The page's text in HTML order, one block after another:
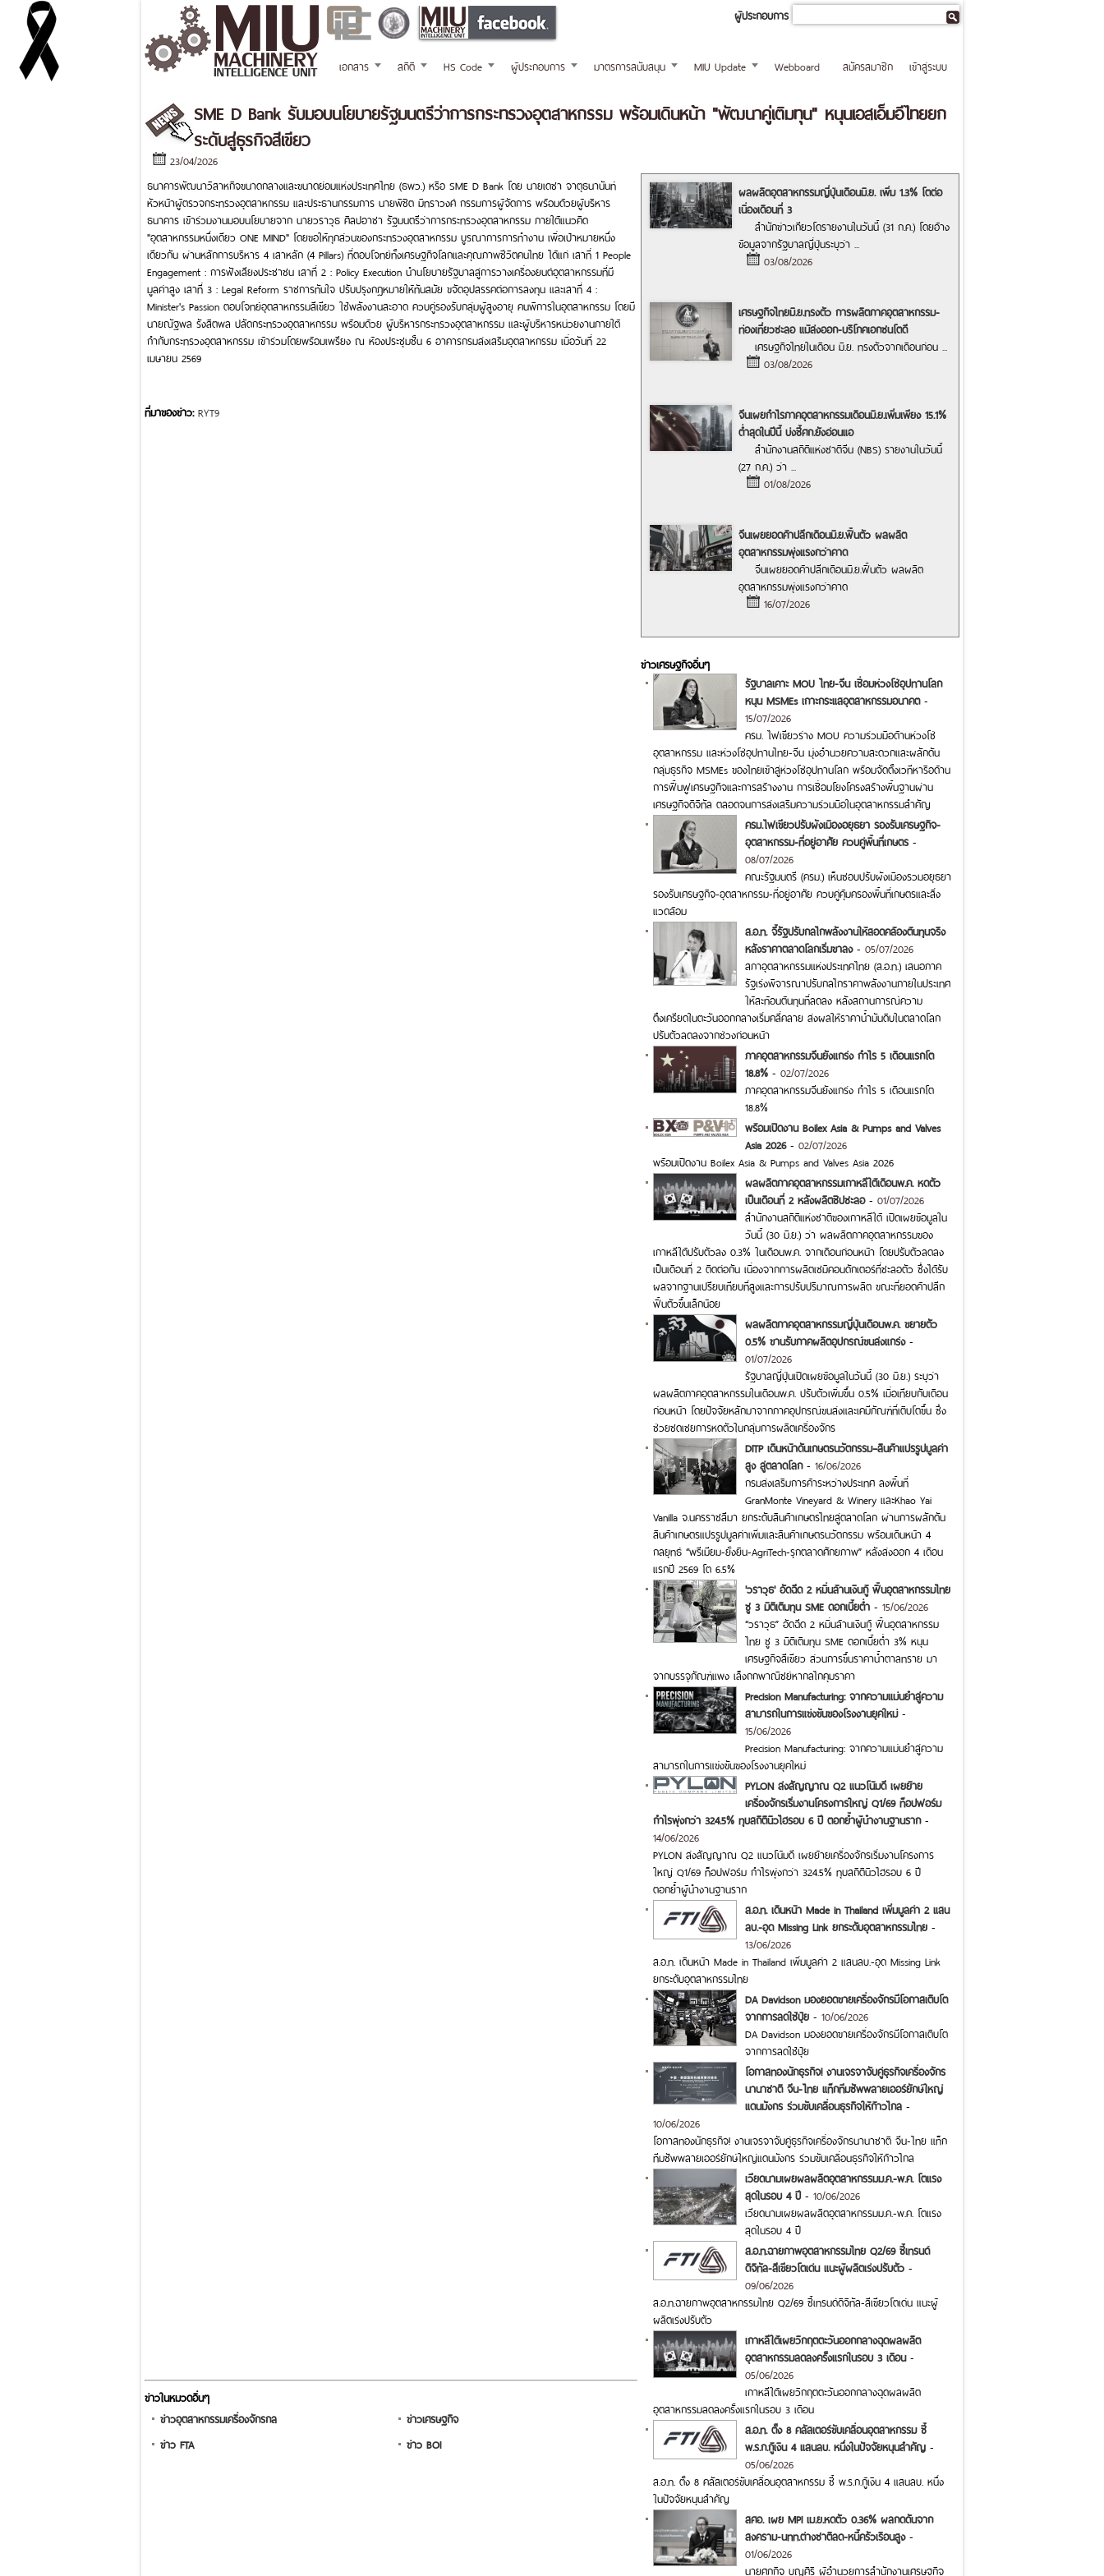
ผู้ประกอบการ
เอกสาร สถิติ HS Code ผู้ประกอบการ มาตรการสนับสนุน MIU Update Webboard เข้าสู่ระบบ
สมัครสมาชิก
SME D Bank รับมอบนโยบายรัฐมนตรีว่าการกระทรวงอุตสาหกรรม พร้อมเดินหน้า "พัฒนาคู่เติมทุน" หนุนเอสเอ็มอีไทยยก
ระดับสู่ธุรกิจสีเขียว
23/04/2026
ธนาคารพัฒนาวิสาหกิจขนาดกลางและขนาดย่อมแห่งประเทศไทย (ธพว.) หรือ SME D Bank โดย นายเดชา จาตุธนานันท์
หัวหน้าผู้ตรวจกระทรวงอุตสาหกรรม และประธานกรรมการ นายพิชิต มิทราวงศ์ กรรมการผู้จัดการ พร้อมด้วยผู้บริหาร
ธนาคาร เข้าร่วมงานมอบนโยบายจาก นายวราวุธ ศิลปอาชา รัฐมนตรีว่าการกระทรวงอุตสาหกรรม ภายใต้แนวคิด
"อุตสาหกรรมหนึ่งเดียว ONE MIND" โดยขอให้ทุกส่วนของกระทรวงอุตสาหกรรม บูรณาการการทำงาน เพื่อเป้าหมายหนึ่ง
เดียวกัน ผ่านหลักการบริหาร 4 เสาหลัก (4 Pillars) ที่ตอบโจทย์ทั้งเศรษฐกิจโลกและคุณภาพชีวิตคนไทย ได้แก่ เสาที่ 1 People
Engagement : การฟังเสียงประชาชน เสาที่ 2 : Policy Execution นำนโยบายรัฐบาลสู่การวางเครื่องยนต์อุตสาหกรรมที่มี
มูลค่าสูง เสาที่ 3 : Legal Reform ราชการทันใจ ปรับปรุงกฎหมายให้ทันสมัย ขจัดอุปสรรคต่อการลงทุน และเสาที่ 4 :
Minister's Passion ตอบโจทย์อุตสาหกรรมสีเขียว ใช้พลังงานสะอาด ควบคู่รองรับกลุ่มผู้สูงอายุ คนพิการในอุตสาหกรรม โดยมี
นายณัฐพล รังสิตพล ปลัดกระทรวงอุตสาหกรรม พร้อมด้วย ผู้บริหารกระทรวงอุตสาหกรรม และผู้บริหารหน่วยงานภายใต้
กำกับกระทรวงอุตสาหกรรม เข้าร่วมโดยพร้อมเพรียง ณ ห้องประชุมชั้น 6 อาคารกรมส่งเสริมอุตสาหกรรม เมื่อวันที่ 22
เมษายน 2569
ที่มาของข่าว: RYT9
ผลผลิตอุตสาหกรรมญี่ปุ่นเดือนมิ.ย. เพิ่ม 1.3% โตต่อ
เนื่องเดือนที่ 3
สำนักข่าวเกียวโดรายงานในวันนี้ (31 ก.ค.) โดยอ้าง
ข้อมูลจากรัฐบาลญี่ปุ่นระบุว่า ...
03/08/2026
เศรษฐกิจไทยมิ.ย.ทรงตัว การผลิตภาคอุตสาหกรรม-
ท่องเที่ยวชะลอ แม้ส่งออก-บริโภคเอกชนโตดี
เศรษฐกิจไทยในเดือน มิ.ย. ทรงตัวจากเดือนก่อน ...
03/08/2026
จีนเผยกำไรภาคอุตสาหกรรมเดือนมิ.ย.เพิ่มเพียง 15.1%
ต่ำสุดในปีนี้ บ่งชี้ศก.ยังอ่อนแอ
สำนักงานสถิติแห่งชาติจีน (NBS) รายงานในวันนี้
(27 ก.ค.) ว่า ...
01/08/2026
จีนเผยยอดค้าปลีกเดือนมิ.ย.ฟื้นตัว ผลผลิต
อุตสาหกรรมพุ่งแรงกว่าคาด
จีนเผยยอดค้าปลีกเดือนมิ.ย.ฟื้นตัว ผลผลิต
อุตสาหกรรมพุ่งแรงกว่าคาด
16/07/2026
ข่าวเศรษฐกิจอื่นๆ
รัฐบาลเคาะ MOU ไทย-จีน เชื่อมห่วงโซ่อุปทานโลก
หนุน MSMEs เกาะกระแสอุตสาหกรรมอนาคต-
15/07/2026
ครม. ไฟเขียวร่าง MOU ความร่วมมือด้านห่วงโซ่
อุตสาหกรรม และห่วงโซ่อุปทานไทย-จีน มุ่งอำนวยความสะดวกและผลักดัน
กลุ่มธุรกิจ MSMEs ของไทยเข้าสู่ห่วงโซ่อุปทานโลก พร้อมจัดตั้งเวทีหารือด้าน
การฟื้นฟูเศรษฐกิจและการสร้างงาน การเชื่อมโยงโครงสร้างพื้นฐานผ่าน
เศรษฐกิจดิจิทัล ตลอดจนการส่งเสริมความร่วมมือในอุตสาหกรรมสำคัญ
ครม.ไฟเขียวปรับผังเมืองอยุธยา รองรับเศรษฐกิจ-
อุตสาหกรรม-ที่อยู่อาศัย ควบคู่พื้นที่เกษตร -
08/07/2026
คณะรัฐมนตรี (ครม.) เห็นชอบปรับผังเมืองรวมอยุธยา
รองรับเศรษฐกิจ-อุตสาหกรรม-ที่อยู่อาศัย ควบคู่คุ้มครองพื้นที่เกษตรและสิ่ง
แวดล้อม
ส.อ.ท. จี้รัฐปรับกลไกพลังงานให้สอดคล้องต้นทุนจริง
หลังราคาตลาดโลกเริ่มขาลง- 05/07/2026
สภาอุตสาหกรรมแห่งประเทศไทย (ส.อ.ท.) เสนอภาค
รัฐเร่งพิจารณาปรับกลไกราคาพลังงานภายในประเทศ
ให้สะท้อนต้นทุนที่ลดลง หลังสถานการณ์ความ
ตึงเครียดในตะวันออกกลางเริ่มคลี่คลาย ส่งผลให้ราคาน้ำมันดิบในตลาดโลก
ปรับตัวลดลงจากช่วงก่อนหน้า
ภาคอุตสาหกรรมจีนยังแกร่ง กำไร 5 เดือนแรกโต
18.8% - 02/07/2026
ภาคอุตสาหกรรมจีนยังแกร่ง กำไร 5 เดือนแรกโต
18.8%
พร้อมเปิดงาน Boilex Asia & Pumps and Valves
Asia 2026- 02/07/2026
พร้อมเปิดงาน Boilex Asia & Pumps and Valves Asia 2026
ผลผลิตภาคอุตสาหกรรมเกาหลีใต้เดือนพ.ค. หดตัว
เป็นเดือนที่ 2 หลังผลิตชิปชะลอ- 01/07/2026
สำนักงานสถิติแห่งชาติของเกาหลีใต้ เปิดเผยข้อมูลใน
วันนี้ (30 มิ.ย.) ว่า ผลผลิตภาคอุตสาหกรรมของ
เกาหลีใต้ปรับตัวลง 0.3% ในเดือนพ.ค. จากเดือนก่อนหน้า โดยปรับตัวลดลง
เป็นเดือนที่ 2 ติดต่อกัน เนื่องจากการผลิตเซมิคอนดักเตอร์ที่ชะลอตัว ซึ่งได้รับ
ผลจากฐานเปรียบเทียบที่สูงและการปรับปริมาณการผลิต ขณะที่ยอดค้าปลีก
ฟื้นตัวขึ้นเล็กน้อย
ผลผลิตภาคอุตสาหกรรมญี่ปุ่นเดือนพ.ค. ขยายตัว
0.5% ขานรับภาคผลิตอุปกรณ์ขนส่งแกร่ง-
01/07/2026
รัฐบาลญี่ปุ่นเปิดเผยข้อมูลในวันนี้ (30 มิ.ย.) ระบุว่า
ผลผลิตภาคอุตสาหกรรมในเดือนพ.ค. ปรับตัวเพิ่มขึ้น 0.5% เมื่อเทียบกับเดือน
ก่อนหน้า โดยปัจจัยหลักมาจากภาคอุปกรณ์ขนส่งและเคมีภัณฑ์ที่เติบโตขึ้น ซึ่ง
ช่วยชดเชยการหดตัวในกลุ่มการผลิตเครื่องจักร
DITP เดินหน้าดันเกษตรนวัตกรรม–สินค้าแปรรูปมูลค่า
สูง สู่ตลาดโลก- 16/06/2026
กรมส่งเสริมการค้าระหว่างประเทศ ลงพื้นที่
GranMonte Vineyard & Winery และKhao Yai
Vanilla จ.นครราชสีมา ยกระดับสินค้าเกษตรไทยสู่ตลาดโลก ผ่านการผลักดัน
สินค้าเกษตรแปรรูปมูลค่าเพิ่มและสินค้าเกษตรนวัตกรรม พร้อมเดินหน้า 4
กลยุทธ์ “พรีเมียม-ยั่งยืน-AgriTech-รุกตลาดศักยภาพ” หลังส่งออก 4 เดือน
แรกปี 2569 โต 6.5%
'วราวุธ' อัดฉีด 2 หมื่นล้านเงินกู้ ฟื้นอุตสาหกรรมไทย
ชู 3 มิติเติมทุน SME ดอกเบี้ยต่ำ - 15/06/2026
“วราวุธ” อัดฉีด 2 หมื่นล้านเงินกู้ ฟื้นอุตสาหกรรม
ไทย ชู 3 มิติเติมทุน SME ดอกเบี้ยต่ำ 3% หนุน
เศรษฐกิจสีเขียว ส่วนการขึ้นราคาน้ำตาลทราย มา
จากบรรจุภัณฑ์แพง เล็งถกพาณิชย์หากลไกคุมราคา
Precision Manufacturing: จากความแม่นยำสู่ความ
สามารถในการแข่งขันของโรงงานยุคใหม่-
15/06/2026
Precision Manufacturing: จากความแม่นยำสู่ความ
สามารถในการแข่งขันของโรงงานยุคใหม่
PYLON ส่งสัญญาณ Q2 แนวโน้มดี เผยย้าย
เครื่องจักรเริ่มงานโครงการใหญ่ Q1/69 ท็อปฟอร์ม
กำไรพุ่งกว่า 324.5% ทุบสถิตินิวไฮรอบ 6 ปี ตอกย้ำผู้นำงานฐานราก-
14/06/2026
PYLON ส่งสัญญาณ Q2 แนวโน้มดี เผยย้ายเครื่องจักรเริ่มงานโครงการ
ใหญ่ Q1/69 ท็อปฟอร์ม กำไรพุ่งกว่า 324.5% ทุบสถิตินิวไฮรอบ 6 ปี
ตอกย้ำผู้นำงานฐานราก
ส.อ.ท. เดินหน้า Made in Thailand เพิ่มมูลค่า 2 แสน
ลบ.-อุด Missing Link ยกระดับอุตสาหกรรมไทย -
13/06/2026
ส.อ.ท. เดินหน้า Made in Thailand เพิ่มมูลค่า 2 แสนลบ.-อุด Missing Link
ยกระดับอุตสาหกรรมไทย
DA Davidson มองยอดขายเครื่องจักรมีโอกาสเติบโต
จากการลดใช้ปุ๋ย - 10/06/2026
DA Davidson มองยอดขายเครื่องจักรมีโอกาสเติบโต
จากการลดใช้ปุ๋ย
โอกาสทองนักธุรกิจ! งานเจรจาจับคู่ธุรกิจเครื่องจักร
นานาชาติ จีน-ไทย แท็กทีมซัพพลายเออร์ยักษ์ใหญ่
แดนมังกร ร่วมขับเคลื่อนธุรกิจให้ก้าวไกล -
10/06/2026
โอกาสทองนักธุรกิจ! งานเจรจาจับคู่ธุรกิจเครื่องจักรนานาชาติ จีน-ไทย แท็ก
ทีมซัพพลายเออร์ยักษ์ใหญ่แดนมังกร ร่วมขับเคลื่อนธุรกิจให้ก้าวไกล
เวียดนามเผยผลผลิตอุตสาหกรรมม.ค.-พ.ค. โตแรง
สุดในรอบ 4 ปี- 10/06/2026
เวียดนามเผยผลผลิตอุตสาหกรรมม.ค.-พ.ค. โตแรง
สุดในรอบ 4 ปี
ส.อ.ท.ฉายภาพอุตสาหกรรมไทย Q2/69 ชี้เทรนด์
ดิจิทัล-สีเขียวโตเด่น แนะผู้ผลิตเร่งปรับตัว -
09/06/2026
ส.อ.ท.ฉายภาพอุตสาหกรรมไทย Q2/69 ชี้เทรนด์ดิจิทัล-สีเขียวโตเด่น แนะผู้
ผลิตเร่งปรับตัว
เกาหลีใต้เผยวิกฤตตะวันออกกลางฉุดผลผลิต
อุตสาหกรรมลดลงครั้งแรกในรอบ 3 เดือน-
05/06/2026
เกาหลีใต้เผยวิกฤตตะวันออกกลางฉุดผลผลิต
อุตสาหกรรมลดลงครั้งแรกในรอบ 3 เดือน
ส.อ.ท. ตั้ง 8 คลัสเตอร์ขับเคลื่อนอุตสาหกรรม ชี้
พ.ร.ก.กู้เงิน 4 แสนลบ. หนึ่งในปัจจัยหนุนสำคัญ -
05/06/2026
ส.อ.ท. ตั้ง 8 คลัสเตอร์ขับเคลื่อนอุตสาหกรรม ชี้ พ.ร.ก.กู้เงิน 4 แสนลบ. หนึ่ง
ในปัจจัยหนุนสำคัญ
สศอ. เผย MPI เม.ย.หดตัว 0.36% ผลกดดันจาก
สงคราม-นทท.ต่างชาติลด-หนี้ครัวเรือนสูง-
01/06/2026
นายศุภกิจ บุญศิริ ผู้อำนวยการสำนักงานเศรษฐกิจ
ข่าวในหมวดอื่นๆ
ข่าวอุตสาหกรรมเครื่องจักรกล
ข่าวเศรษฐกิจ
ข่าว FTA
ข่าว BOI